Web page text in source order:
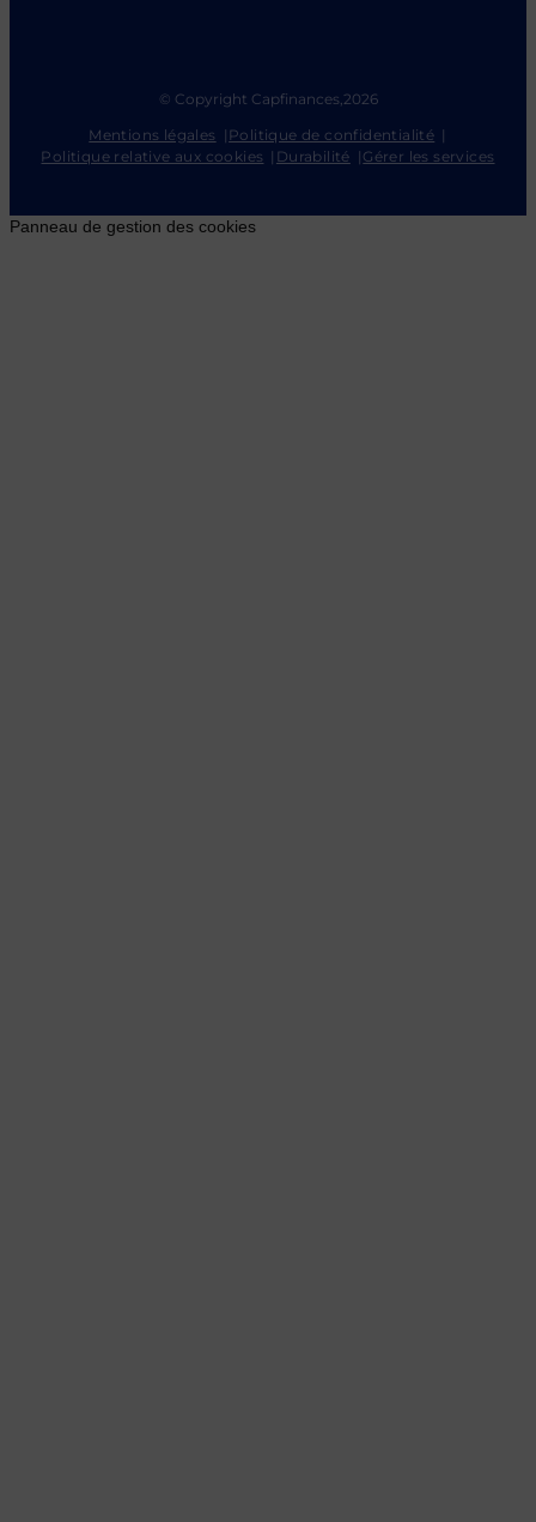
© Copyright Capfinances,2026
Mentions légales
Politique de confidentialité
Politique relative aux cookies
Durabilité Gérer les services
Panneau de gestion des cookies